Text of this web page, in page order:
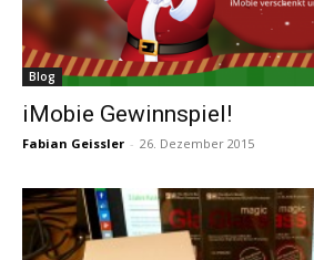
Blog
iMobie Gewinnspiel!
Fabian Geissler - 26. Dezember 2015